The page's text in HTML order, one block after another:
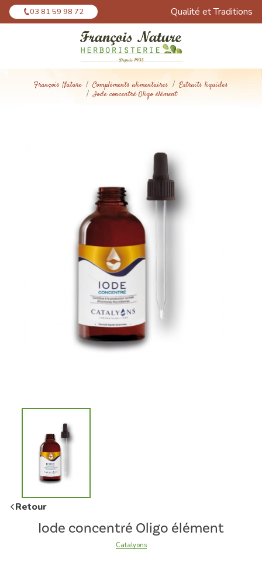
03 81 59 98 72 Qualité et Traditions
François Nature Compléments alimentaires
Extraits liquides
Iode concentré Oligo élément
Retour
Iode concentré Oligo élément
Catalyons
Panneau de gestion des cookies